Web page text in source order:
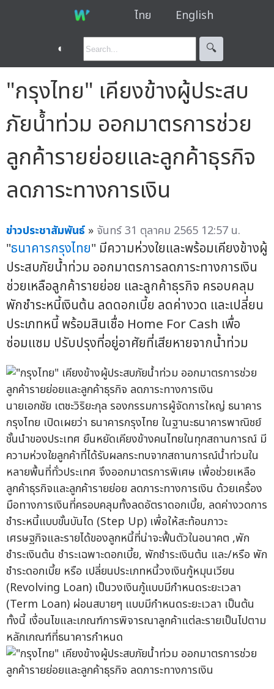
ไทย English
◐ 🔍︎
"กรุงไทย" เคียงข้างผู้ประสบ
ภัยน้ำท่วม ออกมาตรการช่วย
ลูกค้ารายย่อยและลูกค้าธุรกิจ
ลดภาระทางการเงิน
ข่าวประชาสัมพันธ์ » จันทร์ 31 ตุลาคม 2565 12:57 น.
"ธนาคารกรุงไทย" มีความห่วงใยและพร้อมเคียงข้างผู้
ประสบภัยน้ำท่วม ออกมาตรการลดภาระทางการเงิน
ช่วยเหลือลูกค้ารายย่อย และลูกค้าธุรกิจ ครอบคลุม
พักชำระหนี้เงินต้น ลดดอกเบี้ย ลดค่างวด และเปลี่ยน
ประเภทหนี้ พร้อมสินเชื่อ Home For Cash เพื่อ
ซ่อมแซม ปรับปรุงที่อยู่อาศัยที่เสียหายจากน้ำท่วม
นายเอกชัย เตชะวิริยะกุล รองกรรมการผู้จัดการใหญ่ ธนาคาร
กรุงไทย เปิดเผยว่า ธนาคารกรุงไทย ในฐานะธนาคารพาณิชย์
ชั้นนำของประเทศ ยืนหยัดเคียงข้างคนไทยในทุกสถานการณ์ มี
ความห่วงใยลูกค้าที่ได้รับผลกระทบจากสถานการณ์น้ำท่วมใน
หลายพื้นที่ทั่วประเทศ จึงออกมาตรการพิเศษ เพื่อช่วยเหลือ
ลูกค้าธุรกิจและลูกค้ารายย่อย ลดภาระทางการเงิน ด้วยเครื่อง
มือทางการเงินที่ครอบคลุมทั้งลดอัตราดอกเบี้ย, ลดค่างวดการ
ชำระหนี้แบบขั้นบันได (Step Up) เพื่อให้สะท้อนภาวะ
เศรษฐกิจและรายได้ของลูกหนี้ที่น่าจะฟื้นตัวในอนาคต ,พัก
ชำระเงินต้น ชำระเฉพาะดอกเบี้ย, พักชำระเงินต้น และ/หรือ พัก
ชำระดอกเบี้ย หรือ เปลี่ยนประเภทหนี้วงเงินกู้หมุนเวียน
(Revolving Loan) เป็นวงเงินกู้แบบมีกำหนดระยะเวลา
(Term Loan) ผ่อนสบายๆ แบบมีกำหนดระยะเวลา เป็นต้น
ทั้งนี้ เงื่อนไขและเกณฑ์การพิจารณาลูกค้าแต่ละรายเป็นไปตาม
หลักเกณฑ์ที่ธนาคารกำหนด